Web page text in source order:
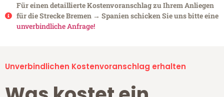
Für einen detaillierte Kostenvoranschlag zu Ihrem Anliegen
für die Strecke Bremen → Spanien schicken Sie uns bitte eine
unverbindliche Anfrage!
Unverbindlichen Kostenvoranschlag erhalten